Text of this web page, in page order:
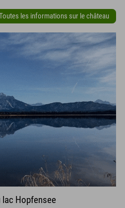
les informations sur le château
lac Hopfensee